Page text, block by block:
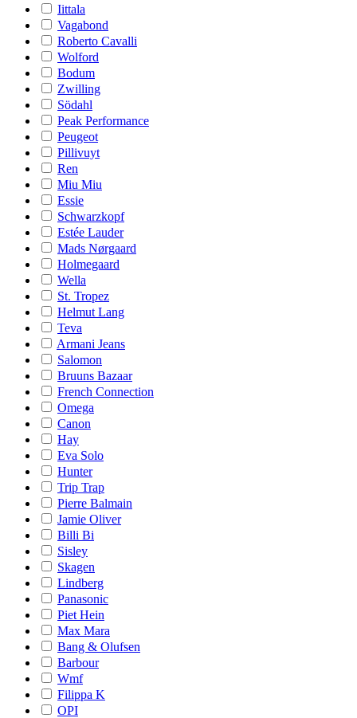
Iittala
Vagabond
Roberto Cavalli
Wolford
Bodum
Zwilling
Södahl
Peak Performance
Peugeot
Pillivuyt
Ren
Miu Miu
Essie
Schwarzkopf
Estée Lauder
Mads Nørgaard
Holmegaard
Wella
St. Tropez
Helmut Lang
Teva
Armani Jeans
Salomon
Bruuns Bazaar
French Connection
Omega
Canon
Hay
Eva Solo
Hunter
Trip Trap
Pierre Balmain
Jamie Oliver
Billi Bi
Sisley
Skagen
Lindberg
Panasonic
Piet Hein
Max Mara
Bang & Olufsen
Barbour
Wmf
Filippa K
OPI